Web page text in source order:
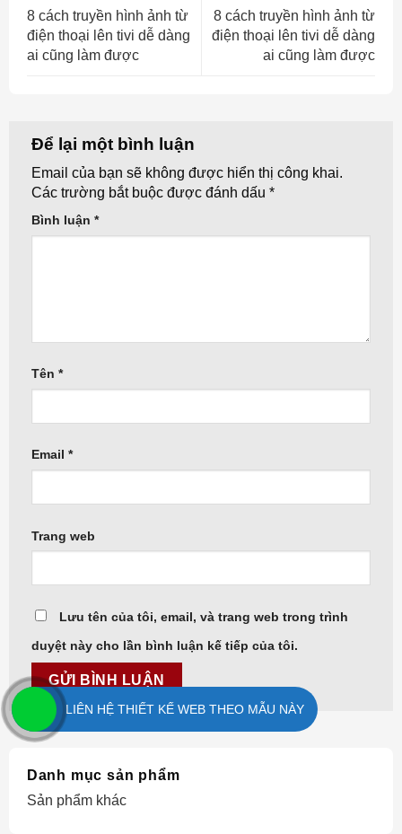
8 cách truyền hình ảnh từ
điện thoại lên tivi dễ dàng
ai cũng làm được
8 cách truyền hình ảnh từ
điện thoại lên tivi dễ dàng
ai cũng làm được
Để lại một bình luận
Email của bạn sẽ không được hiển thị công khai.
Các trường bắt buộc được đánh dấu *
Bình luận *
Tên *
Email *
Trang web
Lưu tên của tôi, email, và trang web trong trình
duyệt này cho lần bình luận kế tiếp của tôi.
Danh mục sản phẩm
Sản phẩm khác
LIÊN HỆ THIẾT KẾ WEB THEO MẪU NÀY